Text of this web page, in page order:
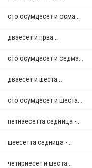
сто осумдесет и осма...
дваесет и прва...
сто осумдесет и седма...
дваесет и шеста...
сто осумдесет и шеста...
петнаесетта седница -...
шеесетта седница -...
четириесет и шеста...